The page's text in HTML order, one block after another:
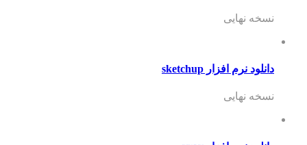
نسخه نهایی
دانلود نرم افزار sketchup
نسخه نهایی